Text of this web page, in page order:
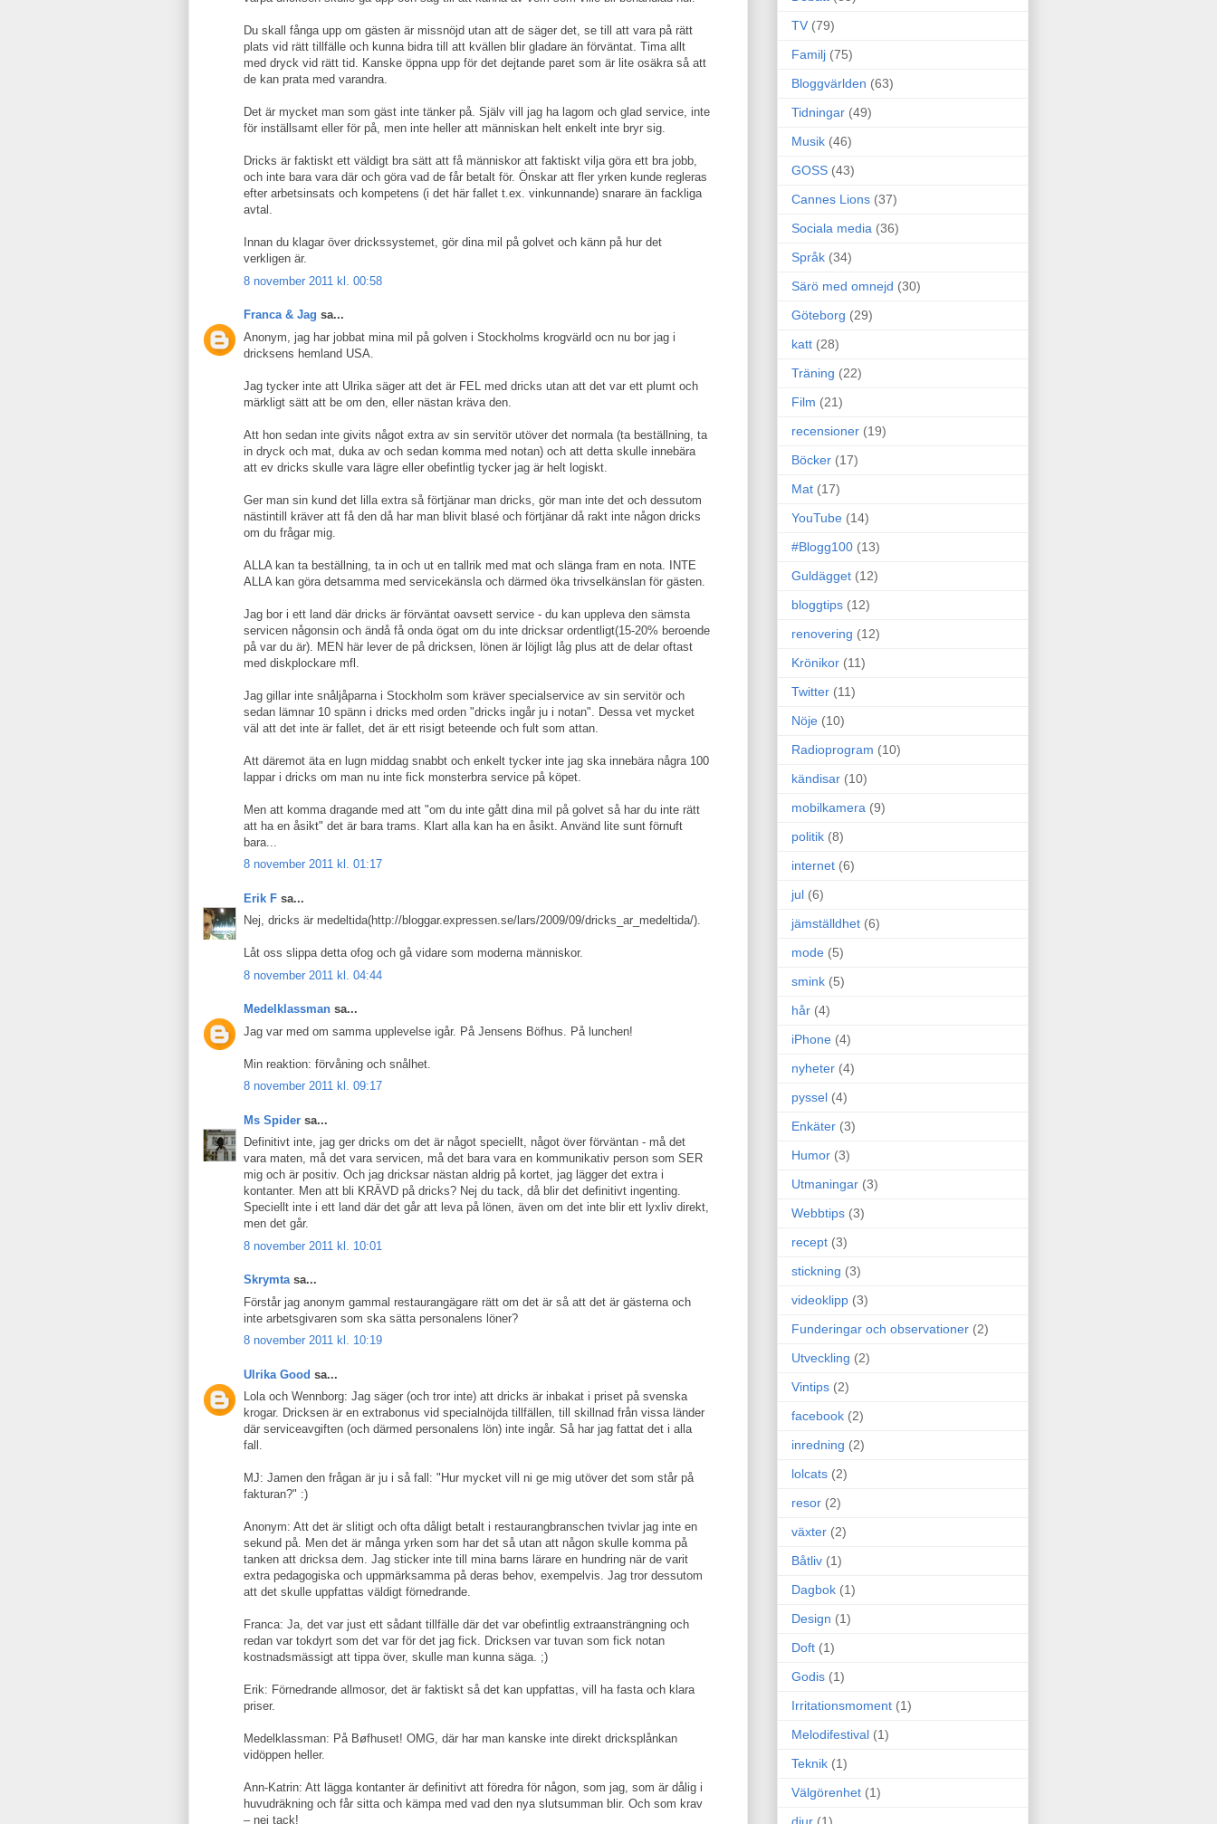
Du skall fånga upp om gästen är missnöjd utan att de säger det, se till att vara på rätt
plats vid rätt tillfälle och kunna bidra till att kvällen blir gladare än förväntat. Tima allt
med dryck vid rätt tid. Kanske öppna upp för det dejtande paret som är lite osäkra så att
de kan prata med varandra.
Det är mycket man som gäst inte tänker på. Själv vill jag ha lagom och glad service, inte
för inställsamt eller för på, men inte heller att människan helt enkelt inte bryr sig.
Dricks är faktiskt ett väldigt bra sätt att få människor att faktiskt vilja göra ett bra jobb,
och inte bara vara där och göra vad de får betalt för. Önskar att fler yrken kunde regleras
efter arbetsinsats och kompetens (i det här fallet t.ex. vinkunnande) snarare än fackliga
avtal.
Innan du klagar över drickssystemet, gör dina mil på golvet och känn på hur det
verkligen är.
8 november 2011 kl. 00:58
Franca & Jag sa...
Anonym, jag har jobbat mina mil på golven i Stockholms krogvärld ocn nu bor jag i
dricksens hemland USA.
Jag tycker inte att Ulrika säger att det är FEL med dricks utan att det var ett plumt och
märkligt sätt att be om den, eller nästan kräva den.
Att hon sedan inte givits något extra av sin servitör utöver det normala (ta beställning, ta
in dryck och mat, duka av och sedan komma med notan) och att detta skulle innebära
att ev dricks skulle vara lägre eller obefintlig tycker jag är helt logiskt.
Ger man sin kund det lilla extra så förtjänar man dricks, gör man inte det och dessutom
nästintill kräver att få den då har man blivit blasé och förtjänar då rakt inte någon dricks
om du frågar mig.
ALLA kan ta beställning, ta in och ut en tallrik med mat och slänga fram en nota. INTE
ALLA kan göra detsamma med servicekänsla och därmed öka trivselkänslan för gästen.
Jag bor i ett land där dricks är förväntat oavsett service - du kan uppleva den sämsta
servicen någonsin och ändå få onda ögat om du inte dricksar ordentligt(15-20% beroende
på var du är). MEN här lever de på dricksen, lönen är löjligt låg plus att de delar oftast
med diskplockare mfl.
Jag gillar inte snåljåparna i Stockholm som kräver specialservice av sin servitör och
sedan lämnar 10 spänn i dricks med orden "dricks ingår ju i notan". Dessa vet mycket
väl att det inte är fallet, det är ett risigt beteende och fult som attan.
Att däremot äta en lugn middag snabbt och enkelt tycker inte jag ska innebära några 100
lappar i dricks om man nu inte fick monsterbra service på köpet.
Men att komma dragande med att "om du inte gått dina mil på golvet så har du inte rätt
att ha en åsikt" det är bara trams. Klart alla kan ha en åsikt. Använd lite sunt förnuft
bara...
8 november 2011 kl. 01:17
Erik F sa...
Nej, dricks är medeltida(http://bloggar.expressen.se/lars/2009/09/dricks_ar_medeltida/).
Låt oss slippa detta ofog och gå vidare som moderna människor.
8 november 2011 kl. 04:44
Medelklassman sa...
Jag var med om samma upplevelse igår. På Jensens Böfhus. På lunchen!
Min reaktion: förvåning och snålhet.
8 november 2011 kl. 09:17
Ms Spider sa...
Definitivt inte, jag ger dricks om det är något speciellt, något över förväntan - må det
vara maten, må det vara servicen, må det bara vara en kommunikativ person som SER
mig och är positiv. Och jag dricksar nästan aldrig på kortet, jag lägger det extra i
kontanter. Men att bli KRÄVD på dricks? Nej du tack, då blir det definitivt ingenting.
Speciellt inte i ett land där det går att leva på lönen, även om det inte blir ett lyxliv direkt,
men det går.
8 november 2011 kl. 10:01
Skrymtasa...
Förstår jag anonym gammal restaurangägare rätt om det är så att det är gästerna och
inte arbetsgivaren som ska sätta personalens löner?
8 november 2011 kl. 10:19
Ulrika Good sa...
Lola och Wennborg: Jag säger (och tror inte) att dricks är inbakat i priset på svenska
krogar. Dricksen är en extrabonus vid specialnöjda tillfällen, till skillnad från vissa länder
där serviceavgiften (och därmed personalens lön) inte ingår. Så har jag fattat det i alla
fall.
MJ: Jamen den frågan är ju i så fall: "Hur mycket vill ni ge mig utöver det som står på
fakturan?" :)
Anonym: Att det är slitigt och ofta dåligt betalt i restaurangbranschen tvivlar jag inte en
sekund på. Men det är många yrken som har det så utan att någon skulle komma på
tanken att dricksa dem. Jag sticker inte till mina barns lärare en hundring när de varit
extra pedagogiska och uppmärksamma på deras behov, exempelvis. Jag tror dessutom
att det skulle uppfattas väldigt förnedrande.
Franca: Ja, det var just ett sådant tillfälle där det var obefintlig extraansträngning och
redan var tokdyrt som det var för det jag fick. Dricksen var tuvan som fick notan
kostnadsmässigt att tippa över, skulle man kunna säga. ;)
Erik: Förnedrande allmosor, det är faktiskt så det kan uppfattas, vill ha fasta och klara
priser.
Medelklassman: På Bøfhuset! OMG, där har man kanske inte direkt dricksplånkan
vidöppen heller.
Ann-Katrin: Att lägga kontanter är definitivt att föredra för någon, som jag, som är dålig i
huvudräkning och får sitta och kämpa med vad den nya slutsumman blir. Och som krav
– nej tack!
TV (79)
Familj (75)
Bloggvärlden (63)
Tidningar (49)
Musik (46)
GOSS (43)
Cannes Lions (37)
Sociala media (36)
Språk (34)
Särö med omnejd (30)
Göteborg (29)
katt (28)
Träning (22)
Film (21)
recensioner (19)
Böcker (17)
Mat (17)
YouTube (14)
#Blogg100 (13)
Guldägget (12)
bloggtips (12)
renovering (12)
Krönikor (11)
Twitter (11)
Nöje (10)
Radioprogram (10)
kändisar (10)
mobilkamera (9)
politik (8)
internet (6)
jul (6)
jämställdhet (6)
mode (5)
smink (5)
hår (4)
iPhone (4)
nyheter (4)
pyssel (4)
Enkäter (3)
Humor (3)
Utmaningar (3)
Webbtips (3)
recept (3)
stickning (3)
videoklipp (3)
Funderingar och observationer (2)
Utveckling (2)
Vintips (2)
facebook (2)
inredning (2)
lolcats (2)
resor (2)
växter (2)
Båtliv (1)
Dagbok (1)
Design (1)
Doft (1)
Godis (1)
Irritationsmoment (1)
Melodifestival (1)
Teknik (1)
Välgörenhet (1)